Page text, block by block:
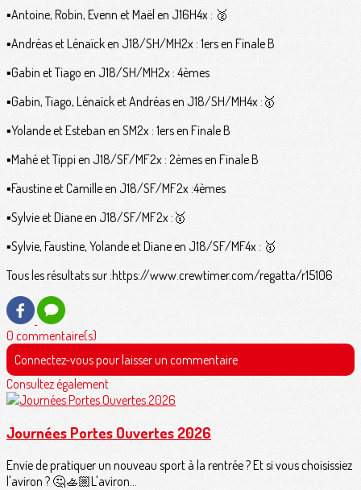
▪️Antoine, Robin, Evenn et Maël en J16H4x : 🥈
▪️Andréas et Lénaïck en J18/SH/MH2x : 1ers en Finale B
▪️Gabin et Tiago en J18/SH/MH2x : 4èmes
▪️Gabin, Tiago, Lénaïck et Andréas en J18/SH/MH4x :🥇
▪️Yolande et Esteban en SM2x : 1ers en Finale B
▪️Mahé et Tippi en J18/SF/MF2x : 2èmes en Finale B
▪️Faustine et Camille en J18/SF/MF2x :4èmes
▪️Sylvie et Diane en J18/SF/MF2x :🥇
▪️Sylvie, Faustine, Yolande et Diane en J18/SF/MF4x : 🥇
Tous les résultats sur :https://www.crewtimer.com/regatta/r15106
0 commentaire(s)
Connectez-vous pour laisser un commentaire
Consultez également
Journées Portes Ouvertes 2026
Envie de pratiquer un nouveau sport à la rentrée ? Et si vous choisissiez
l'aviron ? 🤔🚣🏼L'aviron...